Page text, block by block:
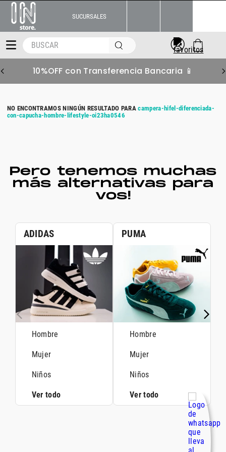
SUCURSALES
BUSCAR
10%OFF con Transferencia Bancaria 📱
campera-hifel-diferenciada-
con-capucha-hombre-lifestyle-oi23ha0546
Pero tenemos muchas
más alternativas para
vos!
ADIDAS
Hombre
Mujer
Niños
Ver todo
PUMA
Hombre
Mujer
Niños
Ver todo